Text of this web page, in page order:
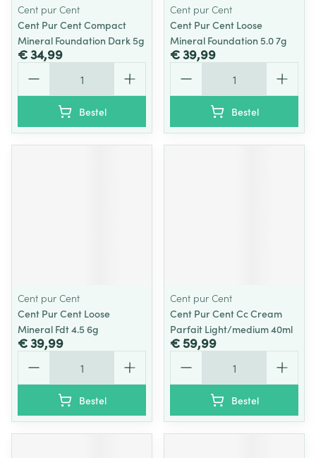
Cent pur Cent
Cent Pur Cent Compact
Mineral Foundation Dark 5g
€ 34,99
Bestel
Cent pur Cent
Cent Pur Cent Loose
Mineral Foundation 5.0 7g
€ 39,99
Bestel
Cent pur Cent
Cent Pur Cent Loose
Mineral Fdt 4.5 6g
€ 39,99
Bestel
Cent pur Cent
Cent Pur Cent Cc Cream
Parfait Light/medium 40ml
€ 59,99
Bestel